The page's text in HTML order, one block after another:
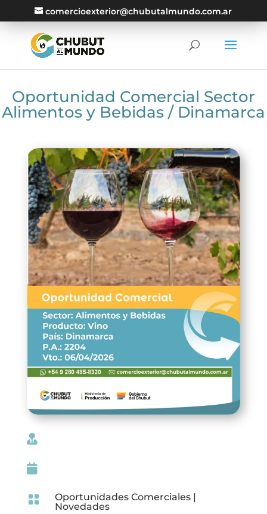
comercioexterior@chubutalmundo.com.ar
Oportunidad Comercial Sector
Alimentos y Bebidas / Dinamarca


 Oportunidades Comerciales|
Novedades